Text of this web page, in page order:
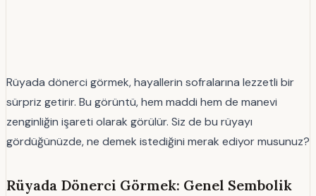
Rüyada dönerci görmek, hayallerin sofralarına lezzetli bir
sürpriz getirir. Bu görüntü, hem maddi hem de manevi
zenginliğin işareti olarak görülür. Siz de bu rüyayı
gördüğünüzde, ne demek istediğini merak ediyor musunuz?
Rüyada Dönerci Görmek: Genel Sembolik